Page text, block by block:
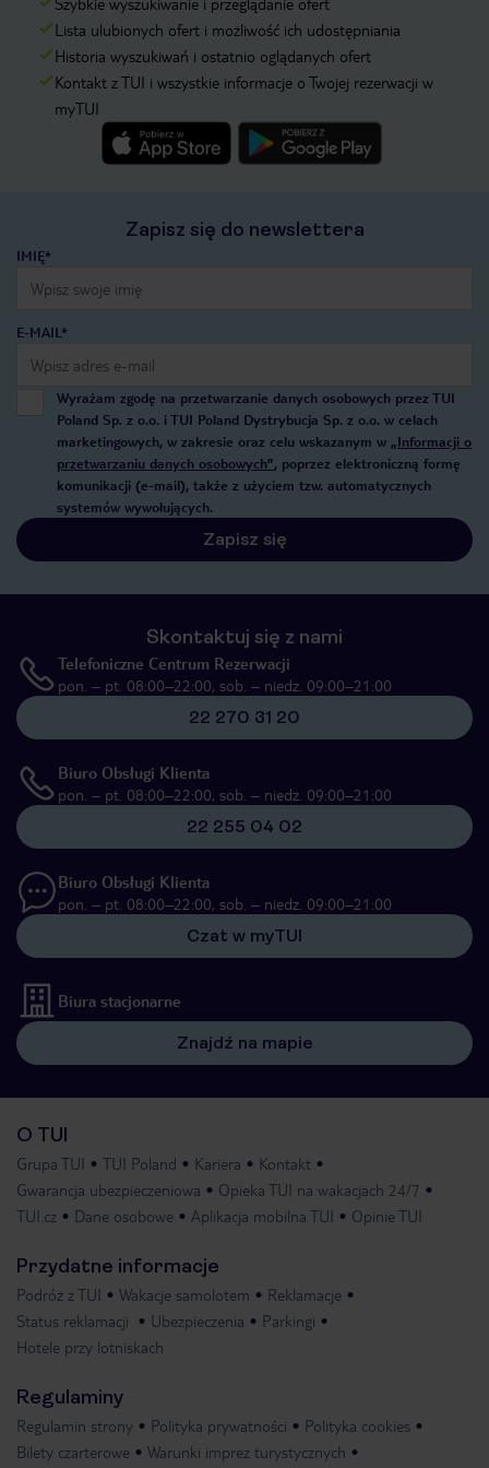
Lista ulubionych ofert i możliwość ich udostępniania
Historia wyszukiwań i ostatnio oglądanych ofert
Kontakt z TUI i wszystkie informacje o Twojej rezerwacji w
myTUI
Zapisz się do newslettera
IMIĘ*
E-MAIL*
Wyrażam zgodę na przetwarzanie danych osobowych przez TUI
Poland Sp. z o.o. i TUI Poland Dystrybucja Sp. z o.o. w celach
marketingowych, w zakresie oraz celu wskazanym w „Informacji o
przetwarzaniu danych osobowych”, poprzez elektroniczną formę
komunikacji (e-mail), także z użyciem tzw. automatycznych
systemów wywołujących.
Zapisz się
Skontaktuj się z nami
Telefoniczne Centrum Rezerwacji
pon. – pt. 08:00–22:00, sob. – niedz. 09:00–21:00
22 270 31 20
Biuro Obsługi Klienta
pon. – pt. 08:00–22:00, sob. – niedz. 09:00–21:00
22 255 04 02
Biuro Obsługi Klienta
pon. – pt. 08:00–22:00, sob. – niedz. 09:00–21:00
Czat w myTUI
Biura stacjonarne
Znajdź na mapie
O TUI
Grupa TUI TUI Poland Kariera
Kontakt
Gwarancja ubezpieczeniowa
Opieka TUI na wakacjach 24/7
TUI.cz
Dane osobowe Aplikacja mobilna TUI Opinie TUI
Przydatne informacje
Podróż z TUI Wakacje samolotem
Reklamacje
Status reklamacji
Ubezpieczenia
Parkingi
Hotele przy lotniskach
Regulaminy
Regulamin strony Polityka prywatności
Polityka cookies
Bilety czarterowe
Warunki imprez turystycznych